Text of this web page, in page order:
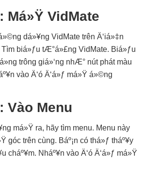
Má»Ÿ VidMate
dá»¥ng VidMate trên Ä‘iá»‡n
Tìm biá»ƒu tÆ°á»£ng VidMate. Biá»ƒu
trông giá»‘ng nhÆ° nút phát màu
vào Ä‘ó Ä‘á»ƒ má»Ÿ á»©ng
Vào Menu
má»Ÿ ra, hãy tìm menu. Menu này
góc trên cùng. Báº¡n có thá»ƒ tháº¥y
cháº¥m. Nháº¥n vào Ä‘ó Ä‘á»ƒ má»Ÿ